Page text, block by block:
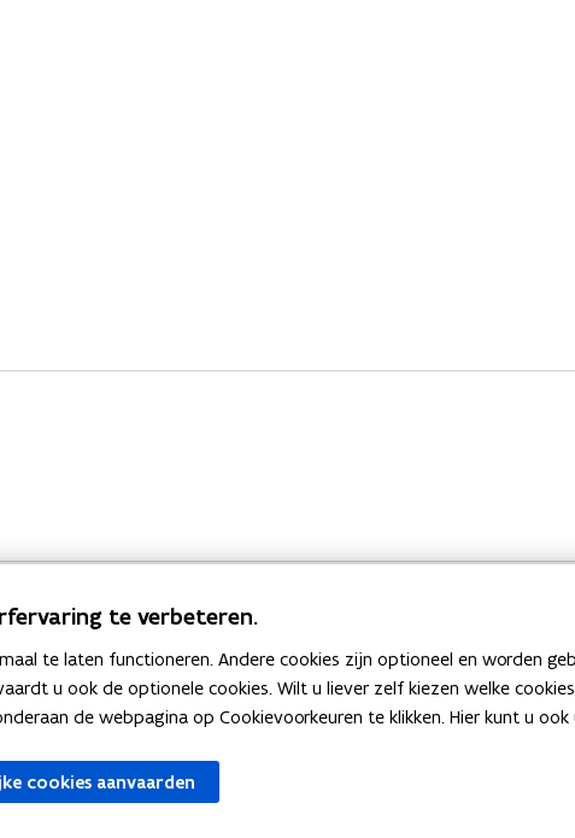
Bekijk ook
te verbeteren.
te laten functioneren. Andere cookies zijn optioneel en worden
u ook de optionele cookies. Wilt u liever zelf kiezen welke
de webpagina op Cookievoorkeuren te klikken. Hier kunt u
cookies aanvaarden